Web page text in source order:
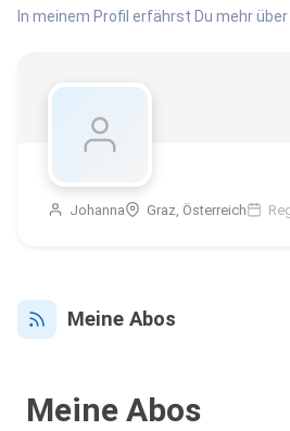
In meinem Profil erfährst Du mehr
Johanna Graz, Österreich
Meine Abos
Meine Abos